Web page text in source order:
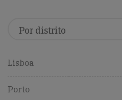
Lisboa
Porto